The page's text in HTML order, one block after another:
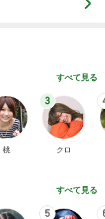
すべて見る
桃
3
クロ
すべて見る
5